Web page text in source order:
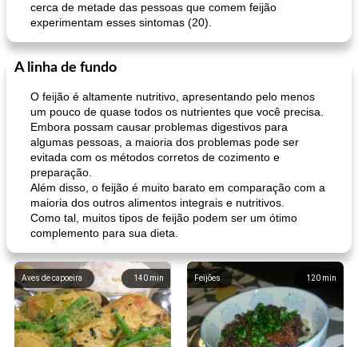
cerca de metade das pessoas que comem feijão
experimentam esses sintomas (20).
A linha de fundo
O feijão é altamente nutritivo, apresentando pelo menos
um pouco de quase todos os nutrientes que você precisa.
Embora possam causar problemas digestivos para
algumas pessoas, a maioria dos problemas pode ser
evitada com os métodos corretos de cozimento e
preparação.
Além disso, o feijão é muito barato em comparação com a
maioria dos outros alimentos integrais e nutritivos.
Como tal, muitos tipos de feijão podem ser um ótimo
complemento para sua dieta.
140 min
Aves de capoeira 120 min
Feijões